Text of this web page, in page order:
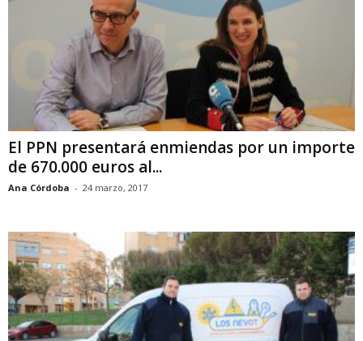
El PPN presentará enmiendas por un importe
de 670.000 euros al...
Ana Córdoba - 24 marzo, 2017